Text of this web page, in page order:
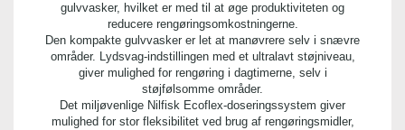
gulvvasker, hvilket er med til at øge produktiviteten og
reducere rengøringsomkostningerne.
Den kompakte gulvvasker er let at manøvrere selv i snævre
områder. Lydsvag-indstillingen med et ultralavt støjniveau,
giver mulighed for rengøring i dagtimerne, selv i
støjfølsomme områder.
Det miljøvenlige Nilfisk Ecoflex-doseringssystem giver
mulighed for stor fleksibilitet ved brug af rengøringsmidler,